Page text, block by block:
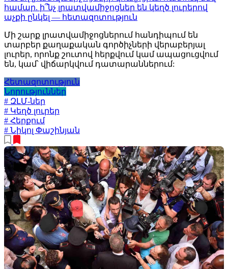
համար. ի՞նչ լրատվամիջոցներ են կեղծ լուրերով
աչքի ընկել — հետազոտություն
Մի շարք լրատվամիջոցներում հանդիպում են
տարբեր քաղաքական գործիչների վերաբերյալ
լուրեր, որոնք շուտով հերքվում կամ ապացուցվում
են, կամ՝ վիճարկվում դատարաններում:
Հետազոտություն
Նորություններ
# ԶԼՄ-ներ
# Կեղծ լուրեր
# Հերքում
# Նիկոլ Փաշինյան